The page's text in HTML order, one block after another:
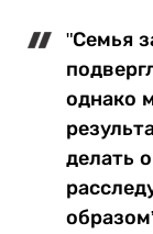
"Семья
однако
делать